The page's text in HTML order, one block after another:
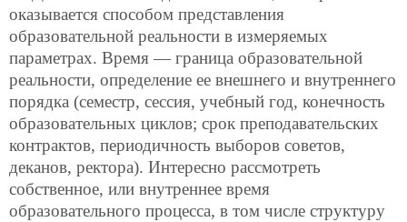
оказывается способом представления
образовательной реальности в измеряемых
параметрах. Время — граница образовательной
реальности, определение ее внешнего и внутреннего
порядка (семестр, сессия, учебный год, конечность
образовательных циклов; срок преподавательских
контрактов, периодичность выборов советов,
деканов, ректора). Интересно рассмотреть
собственное, или внутреннее время
образовательного процесса, в том числе структуру